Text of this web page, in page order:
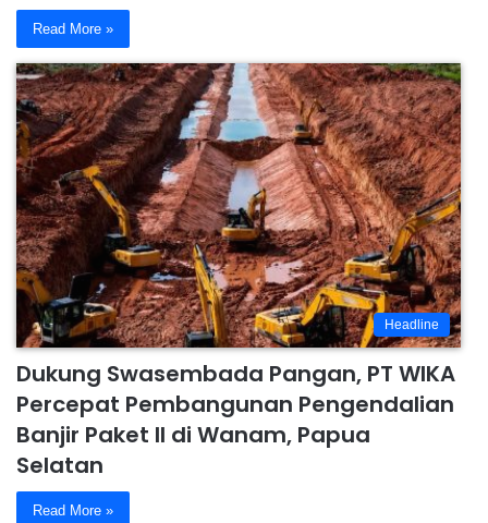
Read More »
Headline
Dukung Swasembada Pangan, PT WIKA
Percepat Pembangunan Pengendalian
Banjir Paket II di Wanam, Papua
Selatan
Read More »